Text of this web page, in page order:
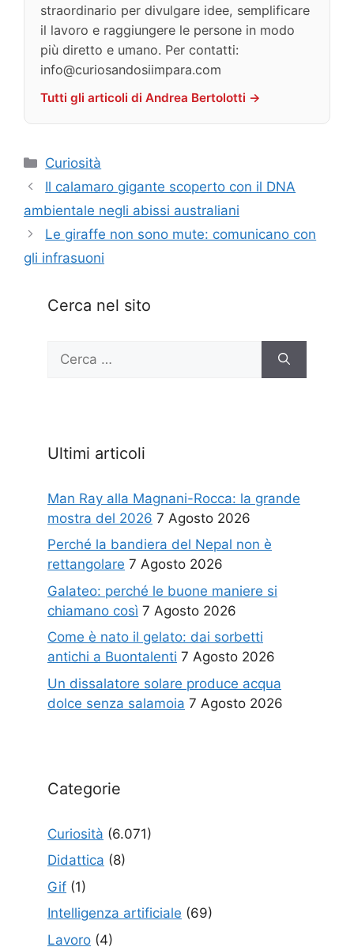
straordinario per divulgare idee, semplificare
il lavoro e raggiungere le persone in modo
più diretto e umano. Per contatti:
info@curiosandosiimpara.com
Tutti gli articoli di Andrea Bertolotti →
Categorie
Curiosità
Il calamaro gigante scoperto con il DNA
ambientale negli abissi australiani
Le giraffe non sono mute: comunicano con
gli infrasuoni
Cerca nel sito
per:
Ultimi articoli
Man Ray alla Magnani-Rocca: la grande
mostra del 2026 7 Agosto 2026
Perché la bandiera del Nepal non è
rettangolare 7 Agosto 2026
Galateo: perché le buone maniere si
chiamano così 7 Agosto 2026
Come è nato il gelato: dai sorbetti
antichi a Buontalenti 7 Agosto 2026
Un dissalatore solare produce acqua
dolce senza salamoia 7 Agosto 2026
Categorie
Curiosità (6.071)
Didattica (8)
Gif (1)
Intelligenza artificiale (69)
Lavoro (4)